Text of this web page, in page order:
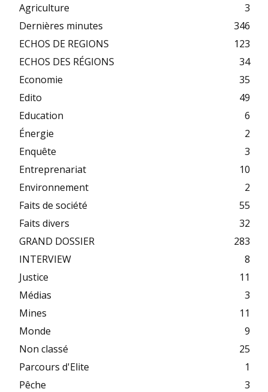
Agriculture
3
Dernières minutes
346
ECHOS DE REGIONS
123
ECHOS DES RÉGIONS
34
Economie
35
Edito
49
Education
6
Énergie
2
Enquête
3
Entreprenariat
10
Environnement
2
Faits de société
55
Faits divers
32
GRAND DOSSIER
283
INTERVIEW
8
Justice
11
Médias
3
Mines
11
Monde
9
Non classé
25
Parcours d'Elite
1
Pêche
3